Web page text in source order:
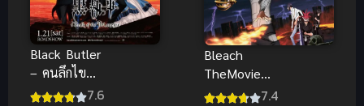
Black Butler
– คนลึกไข
ปริศนาลับ เด
7.6
Bleach
TheMovie
บลีช เทพ 7.4